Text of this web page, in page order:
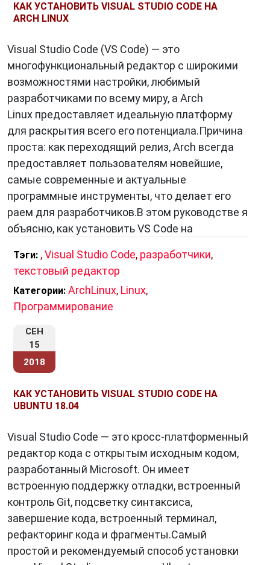
КАК УСТАНОВИТЬ VISUAL STUDIO CODE НА
ARCH LINUX
Visual Studio Code (VS Code) — это
многофункциональный редактор с широкими
возможностями настройки, любимый
разработчиками по всему миру, а Arch
Linux предоставляет идеальную платформу
для раскрытия всего его потенциала.Причина
проста: как переходящий релиз, Arch всегда
предоставляет пользователям новейшие,
самые современные и актуальные
программные инструменты, что делает его
раем для разработчиков.В этом руководстве я
объясню, как установить VS Code на
Тэги: ,Visual Studio Code, разработчики,
текстовый редактор
Категории: ArchLinux, Linux,
Программирование
СЕН
15
2018
КАК УСТАНОВИТЬ VISUAL STUDIO CODE НА
UBUNTU 18.04
Visual Studio Code — это кросс-платформенный
редактор кода с открытым исходным кодом,
разработанный Microsoft. Он имеет
встроенную поддержку отладки, встроенный
контроль Git, подсветку синтаксиса,
завершение кода, встроенный терминал,
рефакторинг кода и фрагменты.Самый
простой и рекомендуемый способ установки